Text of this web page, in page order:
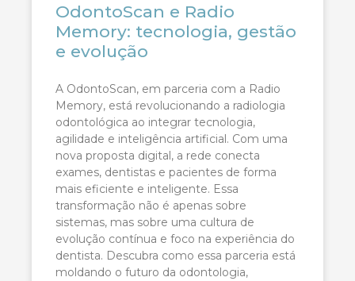
OdontoScan e Radio
Memory: tecnologia, gestão
e evolução
A OdontoScan, em parceria com a Radio
Memory, está revolucionando a radiologia
odontológica ao integrar tecnologia,
agilidade e inteligência artificial. Com uma
nova proposta digital, a rede conecta
exames, dentistas e pacientes de forma
mais eficiente e inteligente. Essa
transformação não é apenas sobre
sistemas, mas sobre uma cultura de
evolução contínua e foco na experiência do
dentista. Descubra como essa parceria está
moldando o futuro da odontologia,